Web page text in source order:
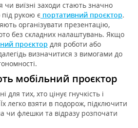
чи виїзні заходи стають значно
рукою є портативний проєктор.
організувати презентацію,
без складних налаштувань. Якщо
проєктор для роботи або
визначитися з вимогами до
мобільний проєктор
для тих, хто цінує гнучкість і
легко взяти в подорож, підключити
чи флешки та відразу розпочати